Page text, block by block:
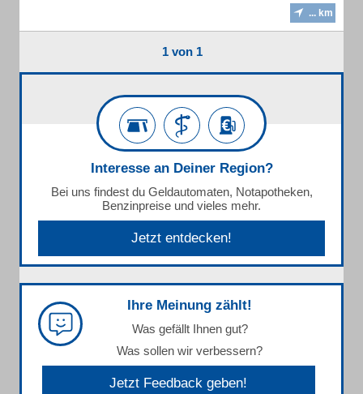
... km
1 von 1
Interesse an Deiner Region?
Bei uns findest du Geldautomaten, Notapotheken,
Benzinpreise und vieles mehr.
Jetzt entdecken!
Ihre Meinung zählt!
Was gefällt Ihnen gut?
Was sollen wir verbessern?
Jetzt Feedback geben!